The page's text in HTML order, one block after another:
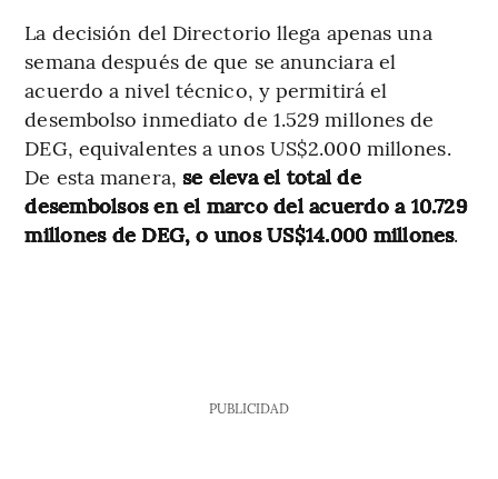
La decisión del Directorio llega apenas una
semana después de que se anunciara el
acuerdo a nivel técnico, y permitirá el
desembolso inmediato de 1.529 millones de
DEG, equivalentes a unos US$2.000 millones.
De esta manera, se eleva el total de
desembolsos en el marco del acuerdo a 10.729
millones de DEG, o unos US$14.000 millones.
PUBLICIDAD